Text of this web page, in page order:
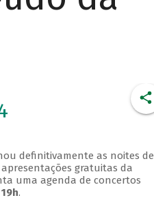
definitivamente as noites de
gratuitas da
uma agenda de concertos
.